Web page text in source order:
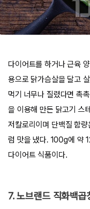
다이어트를 하거나 근육
용으로 닭가슴살을 달고
먹기 너무나 질렸다면 촉
을 이용해 만든 닭고기 스
저칼로리이며 단백질 함
럼 맛을 냈다. 100g에 약
다이어트 식품이다.
7. 노브랜드 직화백곱